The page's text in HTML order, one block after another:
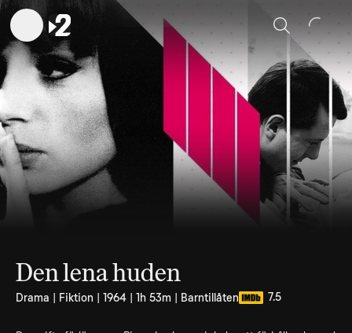
Sök
Den lena huden
Drama | Fiktion | 1964 | 1h 53m | Barntillåten 7.5